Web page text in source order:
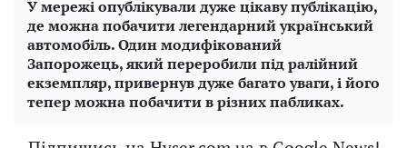
У мережі опублікували дуже цікаву публікацію,
де можна побачити легендарний український
автомобіль. Один модифікований
Запорожець, який переробили під ралійний
екземпляр, привернув дуже багато уваги, і його
тепер можна побачити в різних пабликах.